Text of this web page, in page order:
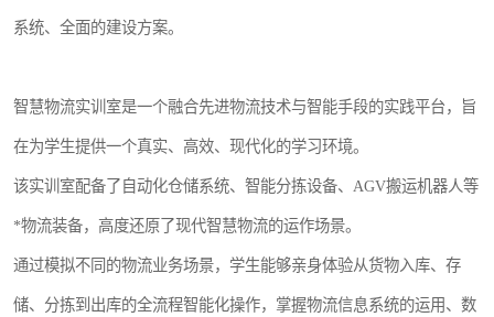
系统、全面的建设方案。
智慧物流实训室是一个融合先进物流技术与智能手段的实践平台，旨
在为学生提供一个真实、高效、现代化的学习环境。
该实训室配备了自动化仓储系统、智能分拣设备、AGV搬运机器人等
*物流装备，高度还原了现代智慧物流的运作场景。
通过模拟不同的物流业务场景，学生能够亲身体验从货物入库、存
储、分拣到出库的全流程智能化操作，掌握物流信息系统的运用、数